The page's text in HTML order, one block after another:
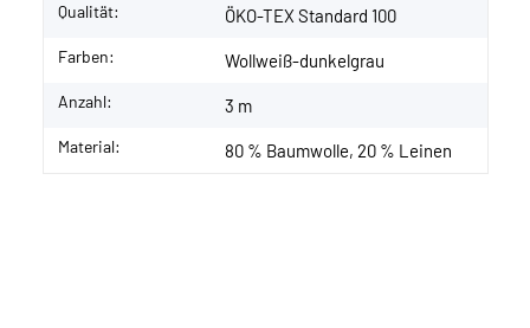
Qualität: ÖKO-TEX Standard 100
Farben: Wollweiß-dunkelgrau
Anzahl: 3 m
Material: 80 % Baumwolle, 20 % Leinen